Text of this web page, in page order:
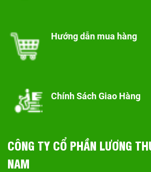
Hướng dẫn mua hàng
Chính Sách Giao Hàng
CÔNG TY CỔ PHẦN LƯƠNG
NAM